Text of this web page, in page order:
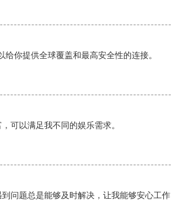
你提供全球覆盖和最高安全性的连接。
可以满足我不同的娱乐需求。
问题总是能够及时解决，让我能够安心工